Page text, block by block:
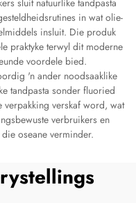
sluit natuurlike tandpasta
in wat olie-
insluit. Die produk
praktyke terwyl dit moderne
voordele bied.
'n ander noodsaaklike
tandpasta sonder fluoried
verskaf word, wat
verbruikers en
oseane verminder.